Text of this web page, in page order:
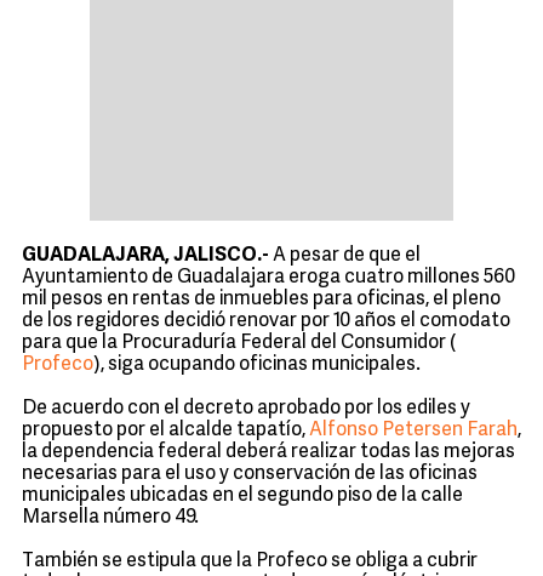
GUADALAJARA, JALISCO.- A pesar de que el
Ayuntamiento de Guadalajara eroga cuatro millones 560
mil pesos en rentas de inmuebles para oficinas, el pleno
de los regidores decidió renovar por 10 años el comodato
para que la Procuraduría Federal del Consumidor (
Profeco), siga ocupando oficinas municipales.
De acuerdo con el decreto aprobado por los ediles y
propuesto por el alcalde tapatío,Alfonso Petersen Farah,
la dependencia federal deberá realizar todas las mejoras
necesarias para el uso y conservación de las oficinas
municipales ubicadas en el segundo piso de la calle
Marsella número 49.
También se estipula que la Profeco se obliga a cubrir